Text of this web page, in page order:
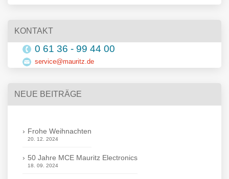
KONTAKT
0 61 36 - 99 44 00
service@mauritz.de
NEUE BEITRÄGE
Frohe Weihnachten
20. 12. 2024
50 Jahre MCE Mauritz Electronics
18. 09. 2024